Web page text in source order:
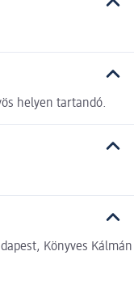
helyen tartandó.
Könyves Kálmán